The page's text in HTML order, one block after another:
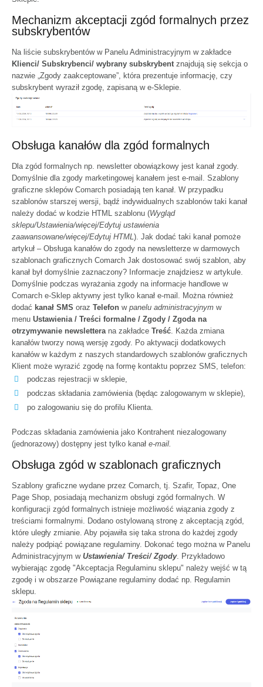
Mechanizm akceptacji zgód formalnych przez
subskrybentów
Na liście subskrybentów w Panelu Administracyjnym w zakładce
Klienci/ Subskrybenci/ wybrany subskrybentznajdują się sekcja o
nazwie „Zgody zaakceptowane”, która prezentuje informację, czy
subskrybent wyraził zgodę, zapisaną w e-Sklepie.
Obsługa kanałów dla zgód formalnych
Dla zgód formalnych np. newsletter obowiązkowy jest kanał zgody.
Domyślnie dla zgody marketingowej kanałem jest e-mail. Szablony
graficzne sklepów Comarch posiadają ten kanał. W przypadku
szablonów starszej wersji, bądź indywidualnych szablonów taki kanał
należy dodać w kodzie HTML szablonu (Wygląd
sklepu/Ustawienia/więcej/Edytuj ustawienia
zaawansowane/więcej/Edytuj HTML). Jak dodać taki kanał pomoże
artykuł – Obsługa kanałów do zgody na newsletterze w darmowych
szablonach graficznych Comarch Jak dostosować swój szablon, aby
kanał był domyślnie zaznaczony? Informacje znajdziesz w artykule.
Domyślnie podczas wyrażania zgody na informacje handlowe w
Comarch e-Sklep aktywny jest tylko kanał e-mail. Można również
dodać kanał SMS oraz Telefon w panelu administracyjnym w
menu Ustawienia / Treści formalne / Zgody / Zgoda na
otrzymywanie newsletterana zakładce Treść. Każda zmiana
kanałów tworzy nową wersję zgody. Po aktywacji dodatkowych
kanałów w każdym z naszych standardowych szablonów graficznych
Klient może wyrazić zgodę na formę kontaktu poprzez SMS, telefon:
podczas rejestracji w sklepie,
podczas składania zamówienia (będąc zalogowanym w sklepie),
po zalogowaniu się do profilu Klienta.
Podczas składania zamówienia jako Kontrahent niezalogowany
(jednorazowy) dostępny jest tylko kanał e-mail.
Obsługa zgód w szablonach graficznych
Szablony graficzne wydane przez Comarch, tj. Szafir, Topaz, One
Page Shop, posiadają mechanizm obsługi zgód formalnych. W
konfiguracji zgód formalnych istnieje możliwość wiązania zgody z
treściami formalnymi. Dodano ostylowaną stronę z akceptacją zgód,
które uległy zmianie. Aby pojawiła się taka strona do każdej zgody
należy podpiąć powiązane regulaminy. Dokonać tego można w Panelu
Administracyjnym w Ustawienia/ Treści/ Zgody. Przykładowo
wybierając zgodę "Akceptacja Regulaminu sklepu" należy wejść w tą
zgodę i w obszarze Powiązane regulaminy dodać np. Regulamin
sklepu.